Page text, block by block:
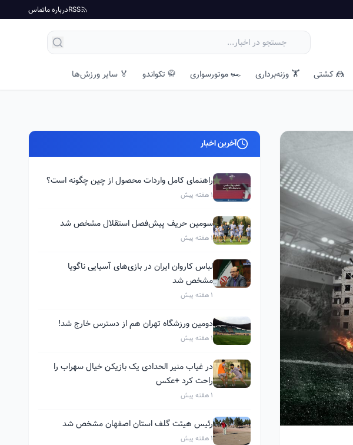
RSSدرباره ماتماس
🤼 کشتی 🏋️ وزنه‌برداری 🏎️ موتورسواری 🥋 تکواندو 🏅 سایر ورزش‌ها
آخرین اخبار
راهنمای کامل واردات محصول از چین چگونه است؟
1 هفته پیش
سومین حریف پیش‌فصل استقلال مشخص شد
1 هفته پیش
لباس کاروان ایران در بازی‌های آسیایی ناگویا
مشخص شد
1 هفته پیش
دومین ورزشگاه تهران هم از دسترس خارج شد!
1 هفته پیش
در غیاب منیر الحدادی یک بازیکن خیال سهراب را
راحت کرد +عکس
1 هفته پیش
رئیس هیئت گلف استان اصفهان مشخص شد
1 هفته پیش